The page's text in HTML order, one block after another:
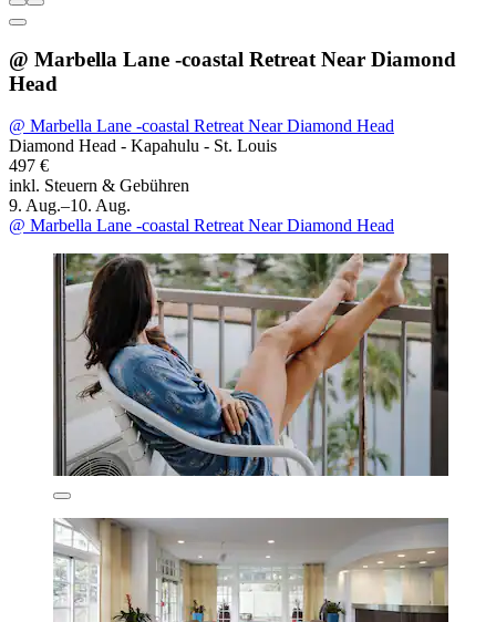
@ Marbella Lane -coastal Retreat Near Diamond
Head
@ Marbella Lane -coastal Retreat Near Diamond Head
Diamond Head - Kapahulu - St. Louis
497 €
inkl. Steuern & Gebühren
9. Aug.–10. Aug.
@ Marbella Lane -coastal Retreat Near Diamond Head